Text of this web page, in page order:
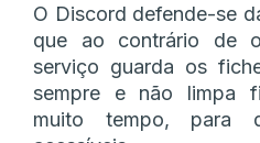
O Discord defende-se
que ao contrário de
serviço guarda os
sempre e não limpa
muito tempo, para